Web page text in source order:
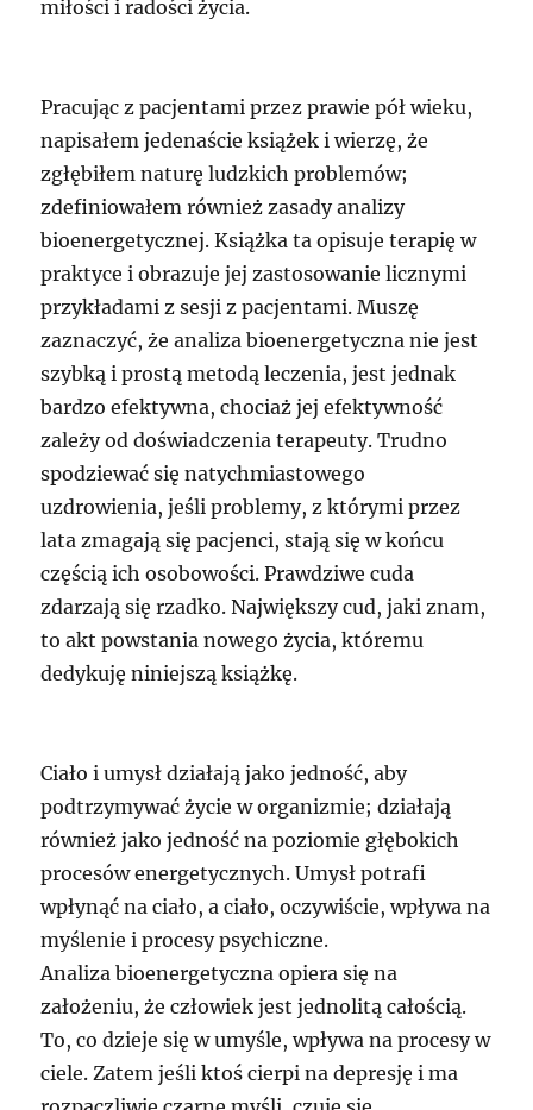
miłości i radości życia.
Pracując z pacjentami przez prawie pół wieku,
napisałem jedenaście książek i wierzę, że
zgłębiłem naturę ludzkich problemów;
zdefiniowałem również zasady analizy
bioenergetycznej. Książka ta opisuje terapię w
praktyce i obrazuje jej zastosowanie licznymi
przykładami z sesji z pacjentami. Muszę
zaznaczyć, że analiza bioenergetyczna nie jest
szybką i prostą metodą leczenia, jest jednak
bardzo efektywna, chociaż jej efektywność
zależy od doświadczenia terapeuty. Trudno
spodziewać się natychmiastowego
uzdrowienia, jeśli problemy, z którymi przez
lata zmagają się pacjenci, stają się w końcu
częścią ich osobowości. Prawdziwe cuda
zdarzają się rzadko. Największy cud, jaki znam,
to akt powstania nowego życia, któremu
dedykuję niniejszą książkę.
Ciało i umysł działają jako jedność, aby
podtrzymywać życie w organizmie; działają
również jako jedność na poziomie głębokich
procesów energetycznych. Umysł potrafi
wpłynąć na ciało, a ciało, oczywiście, wpływa na
myślenie i procesy psychiczne.
Analiza bioenergetyczna opiera się na
założeniu, że człowiek jest jednolitą całością.
To, co dzieje się w umyśle, wpływa na procesy w
ciele. Zatem jeśli ktoś cierpi na depresję i ma